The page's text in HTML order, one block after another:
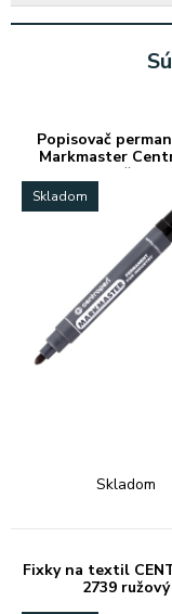
Popisovač
Markmaster
8599 čierny
Skladom
Skladom
Fixky na textil
2739 ružový